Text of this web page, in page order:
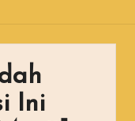
Ini